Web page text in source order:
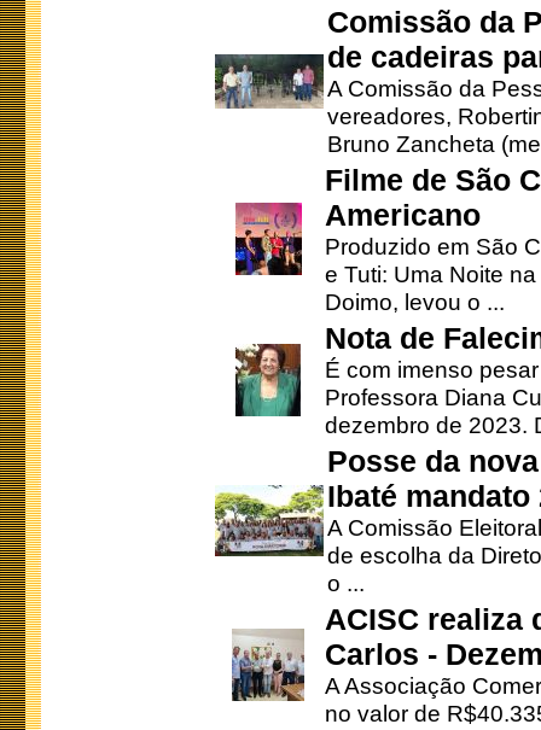
Comissão da
de cadeiras
A Comissão da
vereadores,
Bruno Zancheta
Filme de São
Americano
Produzido em São
e Tuti: Uma Noite
Doimo, levou o ...
Nota de
É com imenso
Professora Diana
dezembro de 2023.
Posse da
Ibaté mandato
A Comissão
de escolha da
o ...
ACISC realiza
Carlos -
A Associação
no valor de